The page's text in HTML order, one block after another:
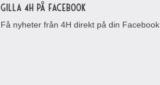
Gilla 4H på Facebook
Få nyheter från 4H direkt på din Facebook.